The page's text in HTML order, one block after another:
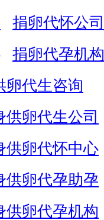
捐卵代怀公司
捐卵代孕机构
卵代生咨询
供卵代生公司
供卵代怀中心
供卵代孕助孕
供卵代孕机构